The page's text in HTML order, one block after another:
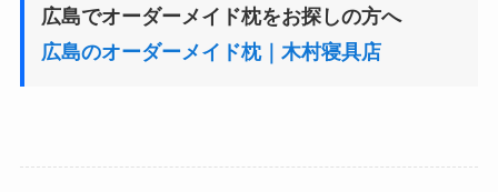
広島でオーダーメイド枕をお探しの方へ
広島のオーダーメイド枕｜木村寝具店